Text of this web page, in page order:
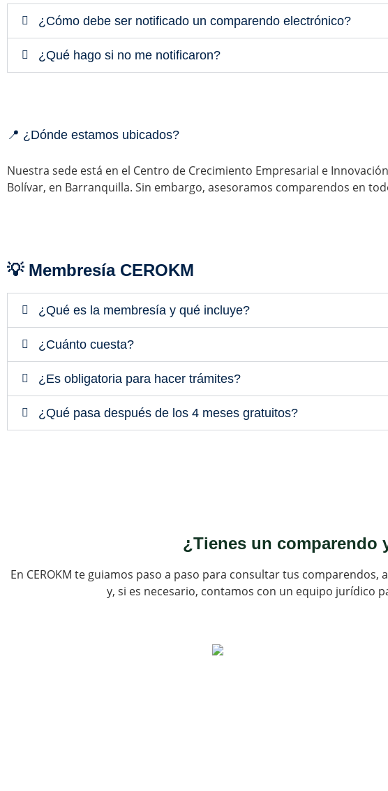
¿Cómo debe ser notificado un comparendo electrónico?
¿Qué hago si no me notificaron?
📍 ¿Dónde estamos ubicados?
Nuestra sede está en el Centro de Crecimiento Empresarial e
Bolívar, en Barranquilla. Sin embargo, asesoramos comparendos en
💡 Membresía CEROKM
¿Qué es la membresía y qué incluye?
¿Cuánto cuesta?
¿Es obligatoria para hacer trámites?
¿Qué pasa después de los 4 meses gratuitos?
¿Tienes un comparendo
En CEROKM te guiamos paso a paso para consultar tus
y, si es necesario, contamos con un equipo jurídico